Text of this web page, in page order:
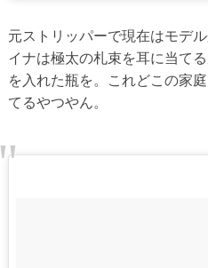
元ストリッパーで現在はモデ
イナは極太の札束を耳に当て
を入れた瓶を。これどこの家
てるやつやん。